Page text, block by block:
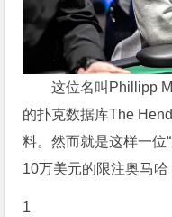
这位名叫Phillipp
的扑克数据库The
料。然而就是这样一位
10万美元的限注奥马哈
1